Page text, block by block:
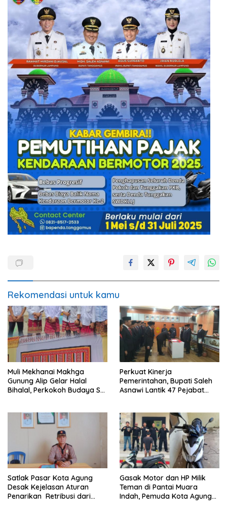
Rekomendasi untuk kamu
Muli Mekhanai Makhga
Gunung Alip Gelar Halal
Bihalal, Perkokoh Budaya Sai
Perkuat Kinerja
Pemerintahan, Bupati Saleh
Asnawi Lantik 47 Pejabat
Satlak Pasar Kota Agung
Desak Kejelasan Aturan
Penarikan Retribusi dari
Gasak Motor dan HP Milik
Teman di Pantai Muara
Indah, Pemuda Kota Agung